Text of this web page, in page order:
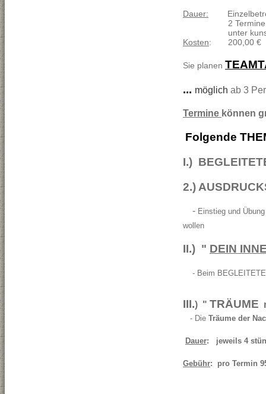
Dauer:
2 Termine
unter
Kosten: 200,00 €
Sie planen
... möglich ab 3
Termine können
Folgende
I.)
2.)
- Einstieg und
wollen
II.) " DEIN
- Beim
III.) " TRÄUME
- Die Träume der
Dauer: jeweils 4
Gebühr: pro Termin